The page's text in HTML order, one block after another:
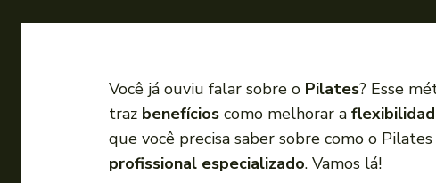
Você já ouviu falar sobre o Pilates? Esse
traz benefícios como melhorar a
que você precisa saber sobre como o
profissional especializado. Vamos lá!